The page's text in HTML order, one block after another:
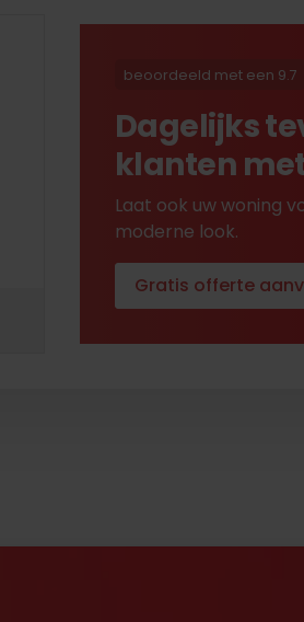
beoordeeld met een 9.7
Dagelijks
klanten
Laat ook uw woning
moderne look.
Gratis offerte